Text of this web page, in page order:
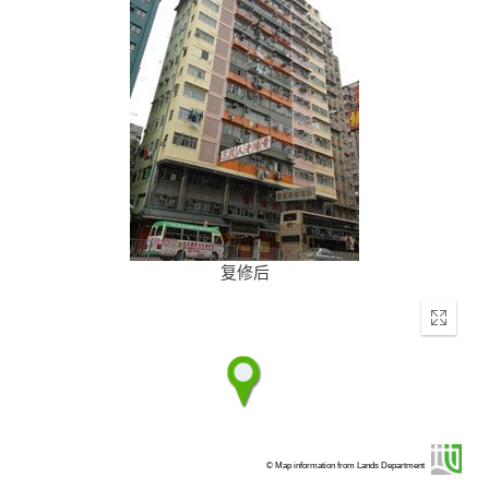
复修后
Enter
© Map information from Lands Department